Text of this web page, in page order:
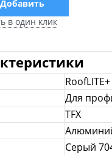
Добавить
в один клик
RoofLITE+
Для
ТFX
Серый